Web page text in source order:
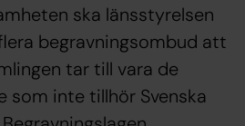
ska länsstyrelsen
begravningsombud att
tar till vara de
som inte tillhör Svenska